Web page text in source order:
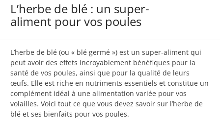
L’herbe de blé : un super-
aliment pour vos poules
L’herbe de blé (ou « blé germé ») est un super-aliment qui
peut avoir des effets incroyablement bénéfiques pour la
santé de vos poules, ainsi que pour la qualité de leurs
œufs. Elle est riche en nutriments essentiels et constitue un
complément idéal à une alimentation variée pour vos
volailles. Voici tout ce que vous devez savoir sur l’herbe de
blé et ses bienfaits pour vos poules.